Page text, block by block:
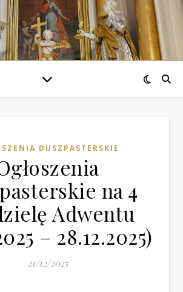
DUSZPASTERSKIE
na 4
Adwentu
– 28.12.2025)
21/12/2025